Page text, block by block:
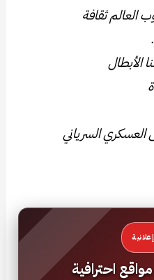
ثقافة
الأبطال
السرياني
احترافية